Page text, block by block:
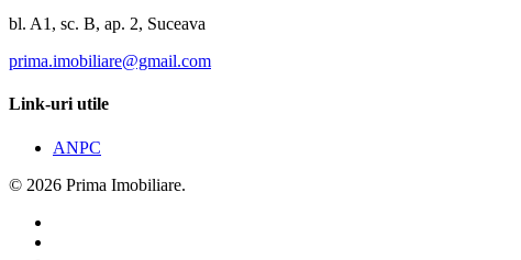
bl. A1, sc. B, ap. 2, Suceava
prima.imobiliare@gmail.com
Link-uri utile
ANPC
© 2026 Prima Imobiliare.